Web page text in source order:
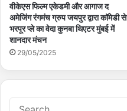
वीकेएस फिल्म एकेडमी और आगाज द
अमेजिंग रंगमंच ग्रुप जयपुर द्वारा कॉमेडी से
भरपूर प्ले का वेदा कुनबा थिएटर मुंबई में
शानदार मंचन
29/05/2025